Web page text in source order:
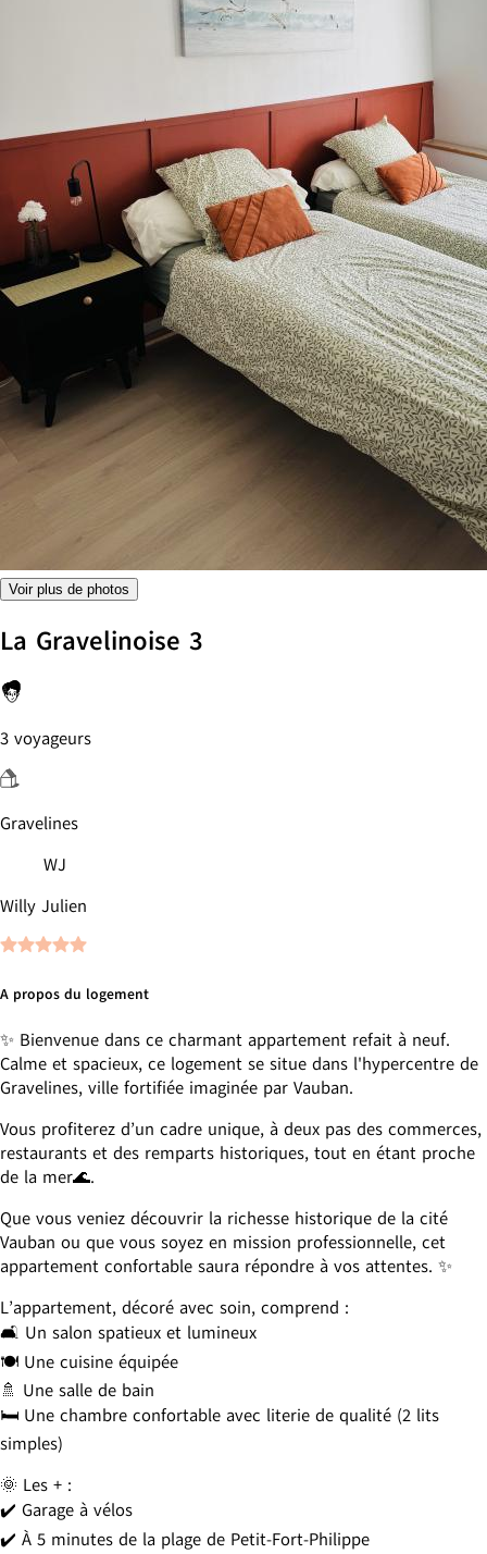
Voir plus de photos
La Gravelinoise 3
3 voyageurs
Gravelines
WJ
Willy Julien
A propos du logement
✨ Bienvenue dans ce charmant appartement refait à neuf.
Calme et spacieux, ce logement se situe dans l'hypercentre de
Gravelines, ville fortifiée imaginée par Vauban.
Vous profiterez d’un cadre unique, à deux pas des commerces,
restaurants et des remparts historiques, tout en étant proche
de la mer🌊.
Que vous veniez découvrir la richesse historique de la cité
Vauban ou que vous soyez en mission professionnelle, cet
appartement confortable saura répondre à vos attentes. ✨​
L’appartement, décoré avec soin, comprend :
🛋️ Un salon spatieux et lumineux
🍽️ Une cuisine équipée
🚿 Une salle de bain
🛏 Une chambre confortable avec literie de qualité (2 lits
simples)
🌞 Les + :
✔️ Garage à vélos
✔️ À 5 minutes de la plage de Petit-Fort-Philippe